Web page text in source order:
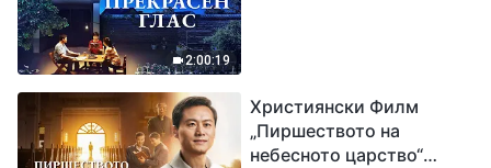
2:00:19
Християнски Филм
„Пиршеството на
небесното царство“